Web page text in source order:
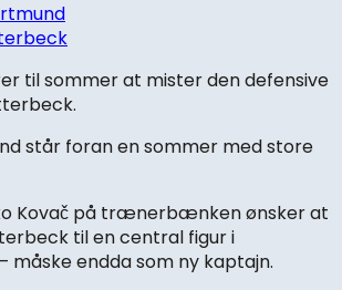
til sommer at mister den defensive
står foran en sommer med store
Kovač på trænerbænken ønsker at
til en central figur i
måske endda som ny kaptajn.